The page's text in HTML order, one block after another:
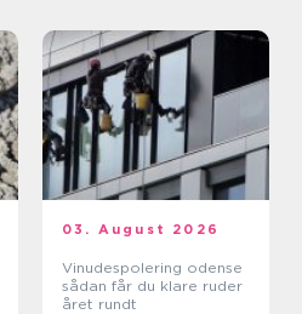
03. August 2026
Vinudespolering odense
sådan får du klare ruder
året rundt